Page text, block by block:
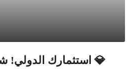
💎 استثمارك الدولي!